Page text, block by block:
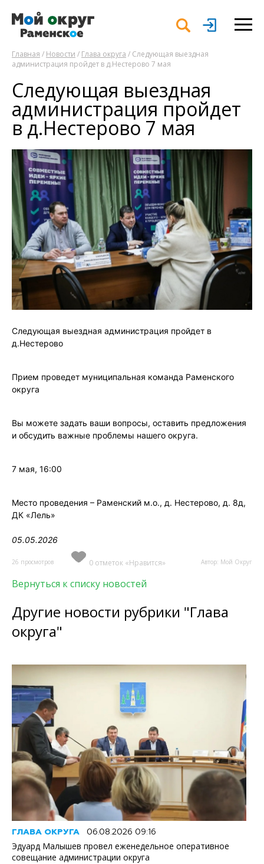
Главная / Новости / Глава округа / Следующая выездная
администрация пройдет в д.Нестерово 7 мая
Следующая выездная
администрация пройдет
в д.Нестерово 7 мая
Следующая выездная администрация пройдет в
д.Нестерово
Прием проведет муниципальная команда Раменского
округа
Вы можете задать ваши вопросы, оставить предложения
и обсудить важные проблемы нашего округа.
7 мая, 16:00
Место проведения – Раменский м.о., д. Нестерово, д. 8д,
ДК «Лель»
05.05.2026
26 просмотров 0 отметок «Нравится» Автор: Мой Округ
Вернуться к списку новостей
Другие новости рубрики "Глава
округа"
ГЛАВА ОКРУГА 06.08.2026 09:16
Эдуард Малышев провел еженедельное оперативное
совещание администрации округа